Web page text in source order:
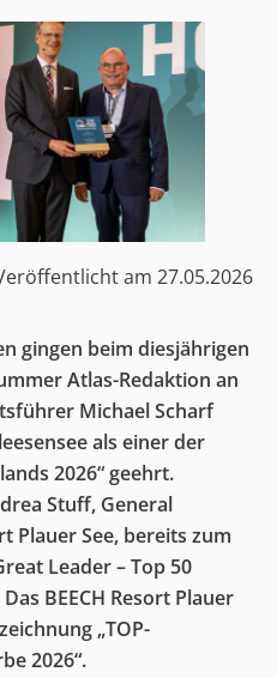
am 27.05.2026
gingen beim diesjährigen
Atlas-Redaktion an
Michael Scharf
als einer der
2026“ geehrt.
Stuff, General
Plauer See, bereits zum
Leader – Top 50
BEECH Resort Plauer
„TOP-
2026“.